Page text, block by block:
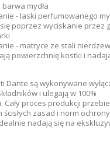
mydła
- laski perfumowanego
poprzez wyciskanie przez
- matryce ze stali
powierzchnię kostki i
Dante są wykonywane
i ulegają w 100%
Cały proces produkcji
ścisłych zasad i norm ochrony
nadają się na